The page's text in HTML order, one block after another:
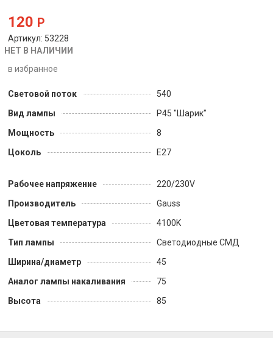
120 Р
Артикул: 53228
НЕТ В НАЛИЧИИ
в избранное
Световой поток
540
Вид лампы
P45 "Шарик"
Мощность
8
Цоколь
Е27
Рабочее напряжение
220/230V
Производитель
Gauss
Цветовая температура
4100K
Тип лампы
Светодиодные СМД
Ширина/диаметр
45
Аналог лампы накаливания
75
Высота
85